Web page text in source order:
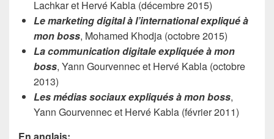
Lachkar et Hervé Kabla (décembre 2015)
Le marketing digital à l’international expliqué à
mon boss, Mohamed Khodja (octobre 2015)
La communication digitale expliquée à mon
boss, Yann Gourvennec et Hervé Kabla (octobre
2013)
Les médias sociaux expliqués à mon boss,
Yann Gourvennec et Hervé Kabla (février 2011)